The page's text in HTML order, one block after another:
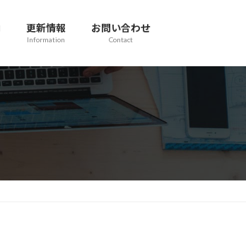
更新情報
Information
お問い合わせ
Contact